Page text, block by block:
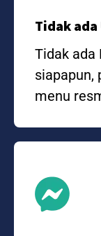
Tidak ada
Tidak ada
siapapun,
menu